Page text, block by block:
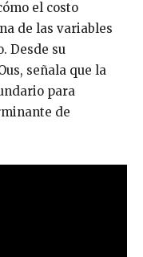
el costo
de las variables
Desde su
señala que la
para
de